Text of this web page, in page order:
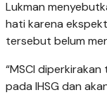
Lukman
hati karena
tersebut belum
“MSCI
pada IHSG dan